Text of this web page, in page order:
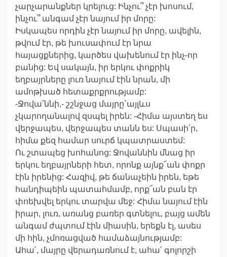
չարչարանքներ կրելուց: Ինչու՞ չէր խոսում,
ինչու՞ անգամ չէր նայում իր մորը:
Իսկապես որդին չէր նայում իր մորը, ավելին,
թվում էր, թե խուսափում էր նրա
հայացքներից, կարծես վախենում էր ինչ-որ
բանից: Եվ սակայն, իր երկու փոքրիկ
եղբայրները լուռ նայում էին նրան, մի
ամոթխած հետաքրքրությամբ:
-Ջովա՛ննի,- շշնջաց մայրը`այլևս
չկարողանալով զսպել իրեն: -Հիմա այստեղ ես
վերջապես, վերջապես տանն ես: Սպասի՛ր,
հիմա քեզ համար սուրճ կպատրաստեմ:
Ու շտապեց խոհանոց: Ջովաննին մնաց իր
երկու եղբայրների հետ, որոնք այնք՜ան փոքր
էին իրենից: Հազիվ, թե ճանաչեին իրեն, եթե
հանդիպեին պատահմամբ, որք՜ան բան էր
փոեխվել երկու տարվա մեջ: Հիմա նայում էին
իրար, լուռ, առանց բառեր գտնելու, բայց ամեն
անգամ ժպտում էին միասին, երեքն էլ, ասես
մի հին, չմոռացված համաձայնությամբ:
Ահա՛, մայրը վերադառնում է, ահա՛ գոլորշի